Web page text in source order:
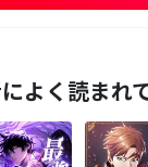
よく読まれ